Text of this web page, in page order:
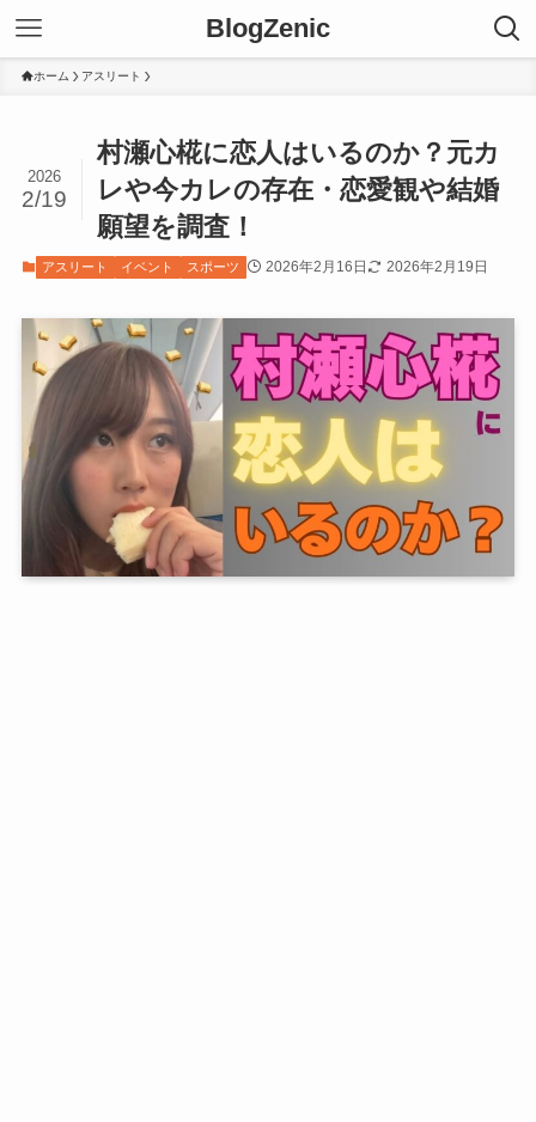
BlogZenic
ホーム アスリート
村瀬心椛に恋人はいるのか？元カ
レや今カレの存在・恋愛観や結婚
願望を調査！
2026
2/19
アスリート イベント スポーツ 2026年2月16日 2026年2月19日